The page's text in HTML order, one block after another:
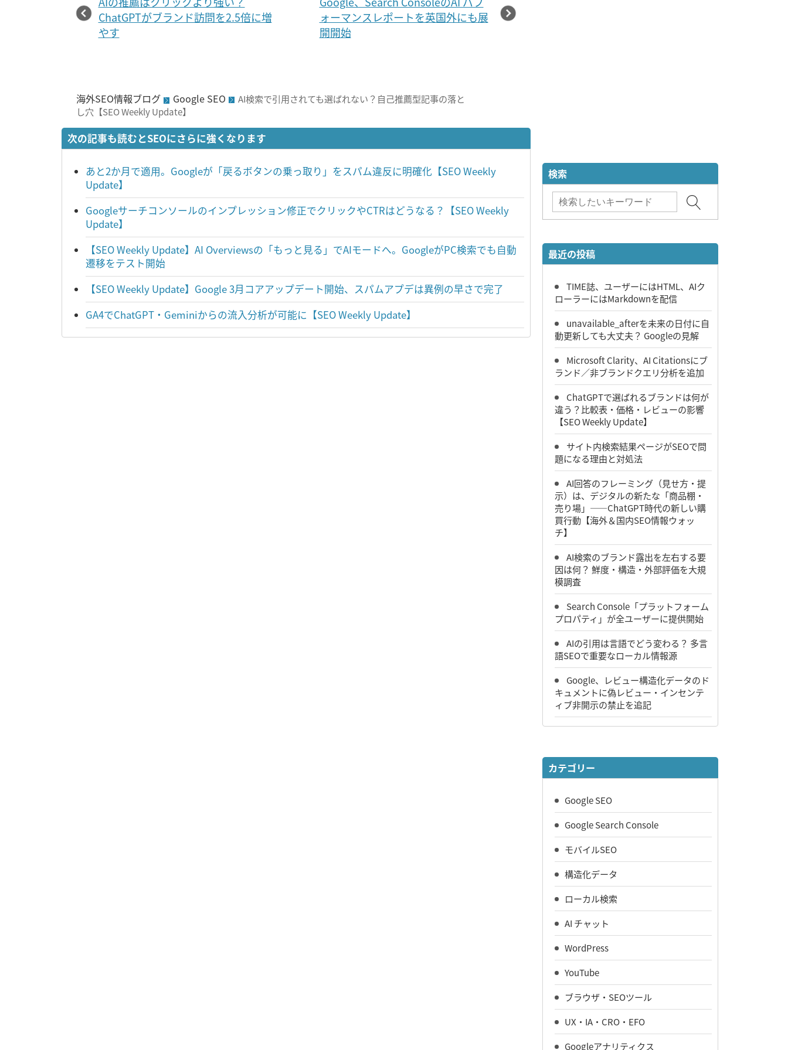
ChatGPTがブランド訪問を2.5倍に増
やす
ォーマンスレポートを英国外にも展
開開始
海外SEO情報ブログ Google SEO
AI検索で引用されても選ばれない？自己推薦型記事の落と
し穴【SEO Weekly Update】
次の記事も読むとSEOにさらに強くなります
あと2か月で適用。Googleが「戻るボタンの乗っ取り」をスパム違反に明確化【SEO Weekly
Update】
Googleサーチコンソールのインプレッション修正でクリックやCTRはどうなる？【SEO Weekly
Update】
【SEO Weekly Update】AI Overviewsの「もっと見る」でAIモードへ。GoogleがPC検索でも自動
遷移をテスト開始
【SEO Weekly Update】Google 3月コアアップデート開始、スパムアプデは異例の早さで完了
GA4でChatGPT・Geminiからの流入分析が可能に【SEO Weekly Update】
検索
最近の投稿
TIME誌、ユーザーにはHTML、AIク
ローラーにはMarkdownを配信
unavailable_afterを未来の日付に自
動更新しても大丈夫？ Googleの見解
Microsoft Clarity、AI Citationsにブ
ランド／非ブランドクエリ分析を追加
ChatGPTで選ばれるブランドは何が
違う？比較表・価格・レビューの影響
【SEO Weekly Update】
サイト内検索結果ページがSEOで問
題になる理由と対処法
AI回答のフレーミング（見せ方・提
示）は、デジタルの新たな「商品棚・
売り場」――ChatGPT時代の新しい購
買行動【海外＆国内SEO情報ウォッ
チ】
AI検索のブランド露出を左右する要
因は何？ 鮮度・構造・外部評価を大規
模調査
Search Console「プラットフォーム
プロパティ」が全ユーザーに提供開始
AIの引用は言語でどう変わる？ 多言
語SEOで重要なローカル情報源
Google、レビュー構造化データのド
キュメントに偽レビュー・インセンテ
ィブ非開示の禁止を追記
カテゴリー
Google SEO
Google Search Console
モバイルSEO
構造化データ
ローカル検索
AI チャット
WordPress
YouTube
ブラウザ・SEOツール
UX・IA・CRO・EFO
Googleアナリティクス